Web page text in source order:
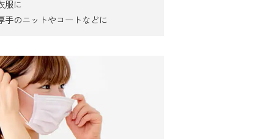
服に
手のニットやコートなどに